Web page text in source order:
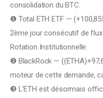
consolidation du BTC.
❶ Total ETH ETF —
2ème jour consécutif de
Rotation Institutionnelle.
❷ BlackRock —
moteur de cette demande,
❸ L’ETH est désormais